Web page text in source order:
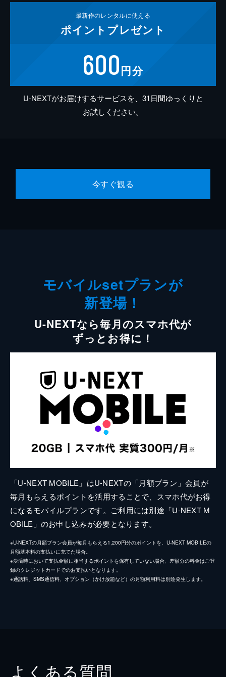
最新作のレンタルに使える
ポイント プレゼント
600円分
U-NEXTがお届けするサービスを、31日間ゆっくりと
お試しください。
今すぐ観る
モバイルsetプランが
新登場！
U-NEXTなら毎月のスマホ代が
ずっとお得に！
「U-NEXT MOBILE」はU-NEXTの「月額プラン」会員が
毎月もらえるポイントを活用することで、スマホ代がお得
になるモバイルプランです。ご利用には別途「U-NEXT M
OBILE」のお申し込みが必要となります。
※U-NEXTの月額プラン会員が毎月もらえる1,200円分のポイントを、U-NEXT MOBILEの
月額基本料の支払いに充てた場合。
※決済時において支払金額に相当するポイントを保有していない場合、差額分の料金はご登
録のクレジットカードでのお支払いとなります。
※通話料、SMS通信料、オプション（かけ放題など）の月額利用料は別途発生します。
よくある質問